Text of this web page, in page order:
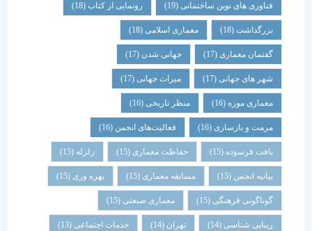
فناوری های نوین ساختمانی(19) رونمایی از کتاب (18)
بزرگداشت (18) معماری اسلامی(18)
گفتمان معماری (17) جهانی شدن(17)
شهر های جهانی(17) میراث جهانی(17)
معماری موزه(16) منظر تاریخی (16)
مرمت و بازسازی(16) فعالیت‌های انجمن(16)
بافت فرسوده (15) حفاظت معماری (15) زلزله
بیانیه انجمن(15) مسابقه معماری (15) بهره وری(15)
گوناگونی فرهنگی (15) معماری صنعتی(15)
زیبایی شناسی (14) تهران خدمات اجتماعی (13)